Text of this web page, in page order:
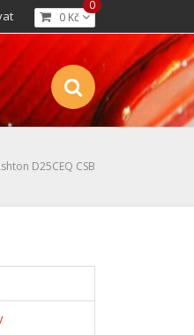
0 Kč
0
D25CEQ CSB